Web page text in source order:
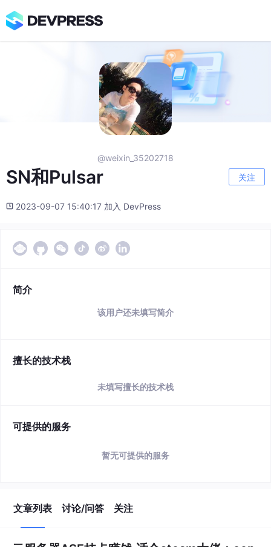
@weixin_35202718
SN和Pulsar 关注
2023-09-07 15:40:17 加入 DevPress
简介
该用户还未填写简介
擅长的技术栈
未填写擅长的技术栈
可提供的服务
暂无可提供的服务
文章列表 讨论/问答 关注